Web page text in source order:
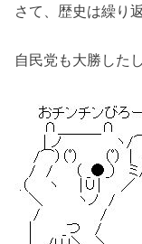
さて、歴史は繰り返
自民党も大勝した